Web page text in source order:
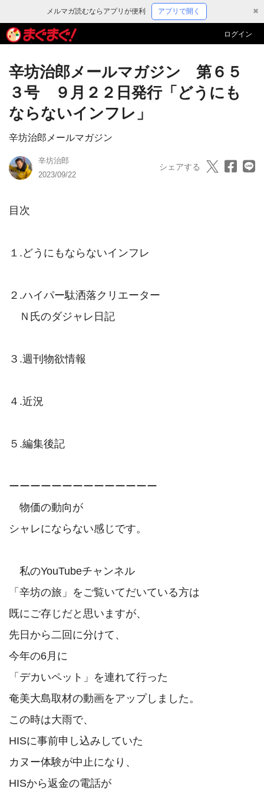
メルマガ読むならアプリが便利 アプリで開く ✖
ログイン
辛坊治郎メールマガジン 第６５
３号 ９月２２日発行「どうにも
ならないインフレ」
辛坊治郎メールマガジン
辛坊治郎
2023/09/22
シェアする
目次
１.どうにもならないインフレ
２.ハイパー駄洒落クリエーター
Ｎ氏のダジャレ日記
３.週刊物欲情報
４.近況
５.編集後記
ーーーーーーーーーーーーーー
物価の動向が
シャレにならない感じです。
私のYouTubeチャンネル
「辛坊の旅」をご覧いてだいている方は
既にご存じだと思いますが、
先日から二回に分けて、
今年の6月に
「デカいペット」を連れて行った
奄美大島取材の動画をアップしました。
この時は大雨で、
HISに事前申し込みしていた
カヌー体験が中止になり、
HISから返金の電話が